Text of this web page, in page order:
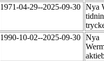
1971-04-29--2025-09-30 Nya
1990-10-02--2025-09-30 Nya